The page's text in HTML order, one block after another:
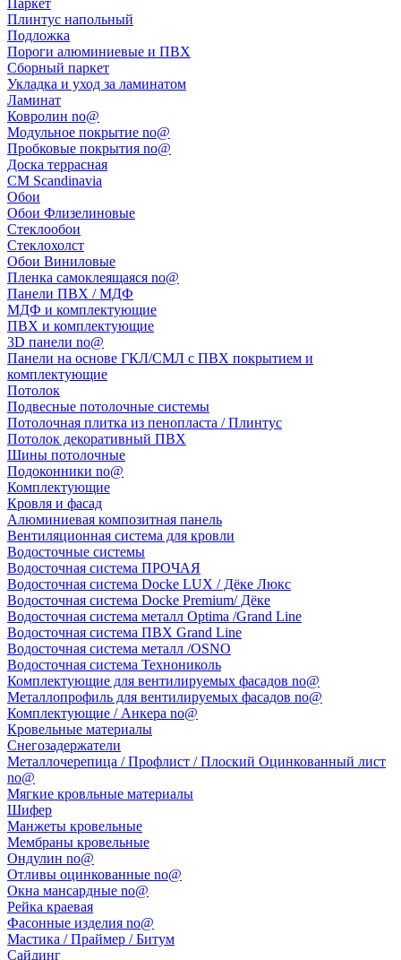
Паркет
Плинтус напольный
Подложка
Пороги алюминиевые и ПВХ
Сборный паркет
Укладка и уход за ламинатом
Ламинат
Ковролин no@
Модульное покрытие no@
Пробковые покрытия no@
Доска террасная
CM Scandinavia
Обои
Обои Флизелиновые
Стеклообои
Стеклохолст
Обои Виниловые
Пленка самоклеящаяся no@
Панели ПВХ / МДФ
МДФ и комплектующие
ПВХ и комплектующие
3D панели no@
Панели на основе ГКЛ/СМЛ с ПВХ покрытием и
комплектующие
Потолок
Подвесные потолочные системы
Потолочная плитка из пенопласта / Плинтус
Потолок декоративный ПВХ
Шины потолочные
Подоконники no@
Комплектующие
Кровля и фасад
Алюминиевая композитная панель
Вентиляционная система для кровли
Водосточные системы
Водосточная система ПРОЧАЯ
Водосточная система Docke LUX / Дёке Люкс
Водосточная система Docke Premium/ Дёке
Водосточная система металл Optima /Grand Line
Водосточная система ПВХ Grand Line
Водосточная система металл /OSNO
Водосточная система Технониколь
Комплектующие для вентилируемых фасадов no@
Металлопрофиль для вентилируемых фасадов no@
Комплектующие / Анкера no@
Кровельные материалы
Снегозадержатели
Металлочерепица / Профлист / Плоский Оцинкованный лист
no@
Мягкие кровльные материалы
Шифер
Манжеты кровельные
Мембраны кровельные
Ондулин no@
Отливы оцинкованные no@
Окна мансардные no@
Рейка краевая
Фасонные изделия no@
Мастика / Праймер / Битум
Сайдинг